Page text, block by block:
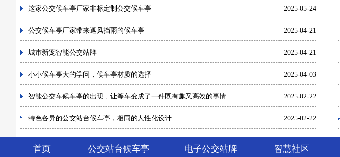
这家公交候车亭厂家非标定制公交候车亭 2025-05-24
公交候车亭厂家带来遮风挡雨的候车亭 2025-04-21
城市新宠智能公交站牌 2025-04-21
小小候车亭大的学问，候车亭材质的选择 2025-04-03
智能公交车候车亭的出现，让等车变成了一件既有趣又高效的事情 2025-02-22
特色各异的公交站台候车亭，相同的人性化设计 2025-02-22
首页 公交站台候车亭 电子公交站牌 智慧社区